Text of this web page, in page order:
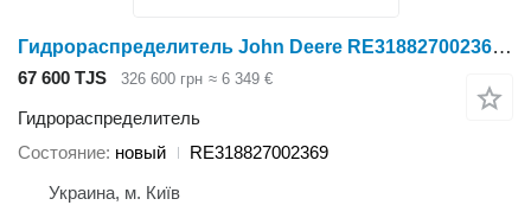
Гидрораспределитель John Deere RE318827002369 для трактора колесного John Deere
67 600 TJS 326 600 грн ≈ 6 349 €
Гидрораспределитель
Состояние новый
RE318827002369
Украина, м. Київ